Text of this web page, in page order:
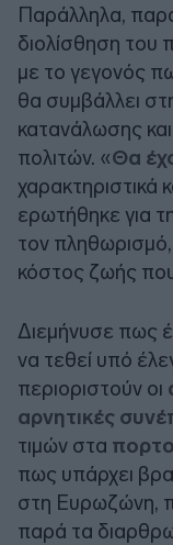
Παράλληλα,
διολίσθηση του
με το γεγονός
θα συμβάλλει
κατανάλωσης
πολιτών. «Θα
χαρακτηριστικά
ερωτήθηκε για
τον πληθωρισμό,
κόστος ζωής
Διεμήνυσε πως
να τεθεί υπό
περιοριστούν οι
αρνητικές
τιμών στα
πως υπάρχει
στη Ευρωζώνη,
παρά τα